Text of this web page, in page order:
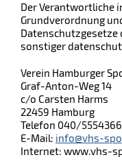
Der Verantwortliche
Grundverordnung
sonstiger
Verein Hamburger
Graf-Anton-Weg 14
c/o Carsten Harms
22459 Hamburg
Telefon 040/5554366
E-Mail: info@vhs-
Internet: www.vhs-